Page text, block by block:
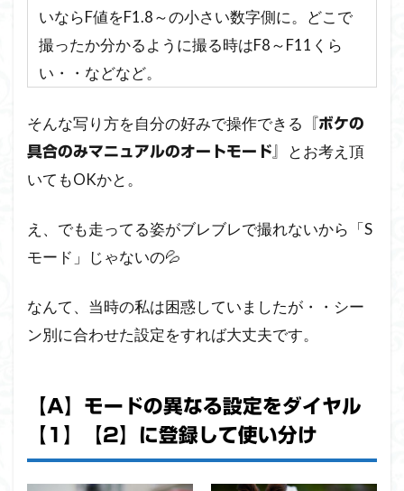
3
α全
機種
おお
通：
オス
の設
3.1
モード
【2】と
も共通
の設定
と
【2】
で変
える
設定
いならF値をF1.8～の小さい数字側に。どこで
撮ったか分かるように撮る時はF8～F11くら
い・・などなど。
そんな写り方を自分の好みで操作できる
『ボケの
具合のみマニュアルのオートモード』
とお考え頂
いてもOKかと。
え、でも走ってる姿がブレブレで撮れないから「S
モード」じゃないの💦
なんて、当時の私は困惑していましたが・・シー
ン別に合わせた設定をすれば大丈夫です。
【A】モードの異なる設定をダイヤル
【1】【2】に登録して使い分け